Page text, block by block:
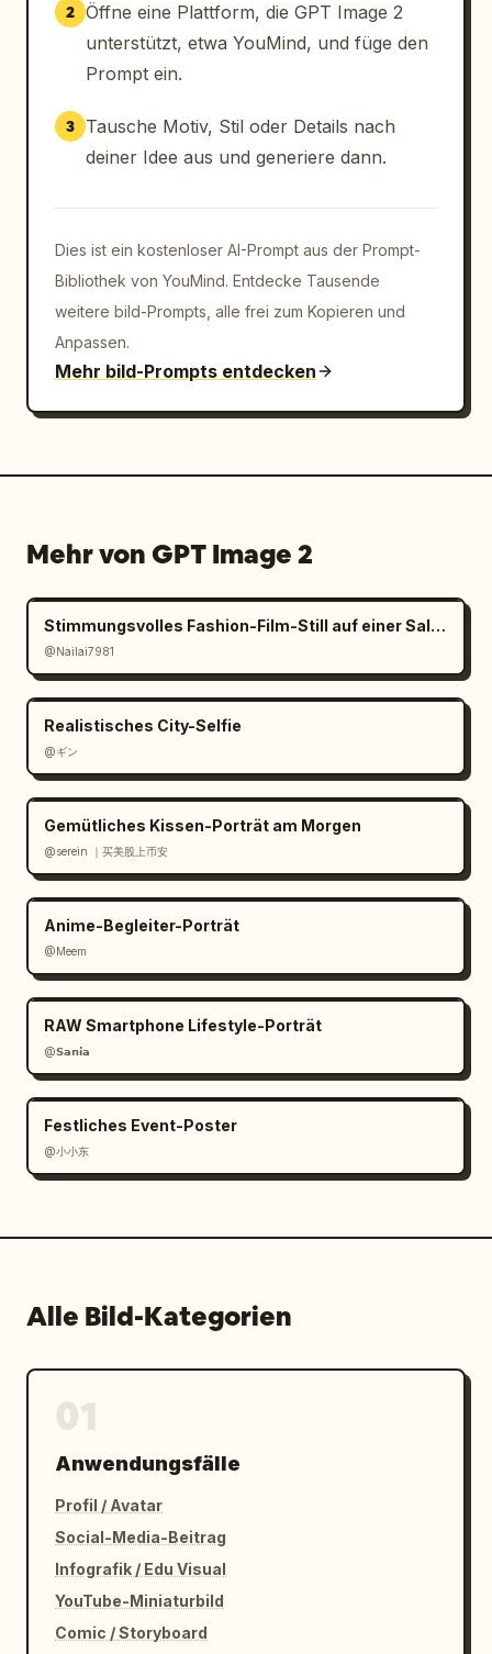
2 Öffne eine Plattform, die GPT Image 2
unterstützt, etwa YouMind, und füge den
Prompt ein.
3
Tausche Motiv, Stil oder Details nach
deiner Idee aus und generiere dann.
Dies ist ein kostenloser AI-Prompt aus der Prompt-
Bibliothek von YouMind. Entdecke Tausende
weitere bild-Prompts, alle frei zum Kopieren und
Anpassen.
Mehr bild-Prompts entdecken
Mehr von GPT Image 2
Stimmungsvolles Fashion-Film-Still auf einer Salzpfanne
@Nailai7981
Realistisches City-Selfie
@ギン
Gemütliches Kissen-Porträt am Morgen
@serein ｜买美股上币安
Anime-Begleiter-Porträt
@Meem
RAW Smartphone Lifestyle-Porträt
@𝗦𝗮𝗻𝗶𝗮
Festliches Event-Poster
@小小东
Alle Bild-Kategorien
Anwendungsfälle
Profil / Avatar
Social-Media-Beitrag
Infografik / Edu Visual
YouTube-Miniaturbild
Comic / Storyboard